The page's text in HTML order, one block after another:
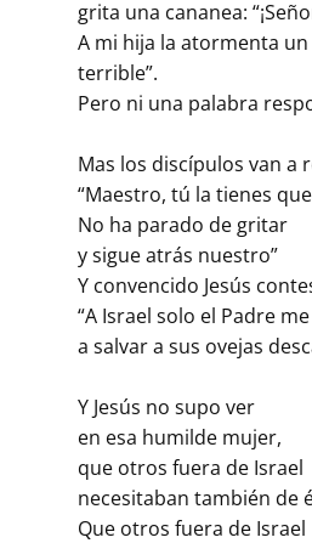
grita una cananea:
A mi hija la atormenta
terrible”.
Pero ni una palabra
Mas los discípulos van a
“Maestro, tú la tienes
No ha parado de gritar
y sigue atrás nuestro”
Y convencido Jesús
“A Israel solo el Padre
a salvar a sus ovejas
Y Jesús no supo ver
en esa humilde mujer,
que otros fuera de Israel
necesitaban también de
Que otros fuera de Israel